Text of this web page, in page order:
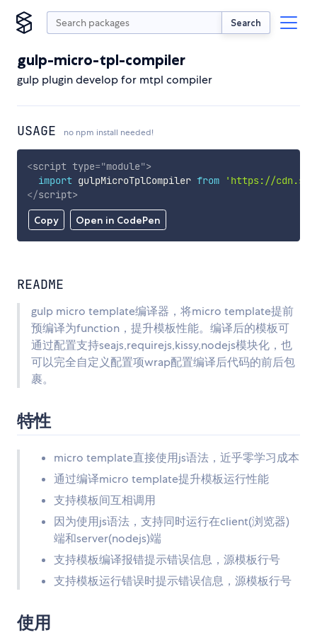
Search
gulp-micro-tpl-compiler
gulp plugin develop for mtpl compiler
USAGE no npm install needed!
Copy Open in CodePen
<script type="module">
import gulpMicroTplCompiler from
'https://
</script>
README
gulp micro template编译器，将micro template提前
预编译为function，提升模板性能。编译后的模板可
通过配置支持seajs,requirejs,kissy,nodejs模块化，也
可以完全自定义配置项wrap配置编译后代码的前后包
裹。
特性
micro template直接使用js语法，近乎零学习成本
通过编译micro template提升模板运行性能
支持模板间互相调用
因为使用js语法，支持同时运行在client(浏览器)
端和server(nodejs)端
支持模板编译报错提示错误信息，源模板行号
支持模板运行错误时提示错误信息，源模板行号
使用